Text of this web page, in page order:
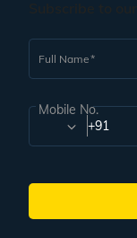
Full Name
Mobile No.
+91